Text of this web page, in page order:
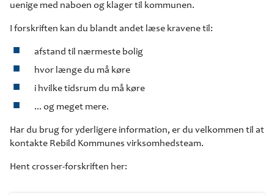
uenige med naboen og klager til kommunen.
I forskriften kan du blandt andet læse kravene til:
afstand til nærmeste bolig
hvor længe du må køre
i hvilke tidsrum du må køre
... og meget mere.
Har du brug for yderligere information, er du velkommen til at
kontakte Rebild Kommunes virksomhedsteam.
Hent crosser-forskriften her: